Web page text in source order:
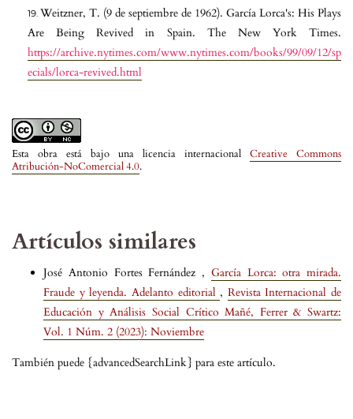
Esta obra está bajo una licencia internacional Creative Commons
Atribución-NoComercial 4.0.
Weitzner, T. (9 de septiembre de 1962). García Lorca's: His Plays
Are Being Revived in Spain. The New York Times.
https://archive.nytimes.com/www.nytimes.com/books/99/09/12/sp
ecials/lorca-revived.html
Artículos similares
José Antonio Fortes Fernández , García Lorca: otra mirada.
Fraude y leyenda. Adelanto editorial , Revista Internacional de
Educación y Análisis Social Crítico Mañé, Ferrer & Swartz:
Vol. 1 Núm. 2 (2023): Noviembre
También puede {advancedSearchLink} para este artículo.